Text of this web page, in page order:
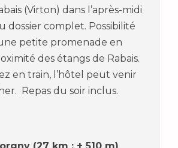
(Virton) dans l’après-midi
dossier complet. Possibilité
petite promenade en
des étangs de Rabais.
en train, l’hôtel peut venir
Repas du soir inclus.